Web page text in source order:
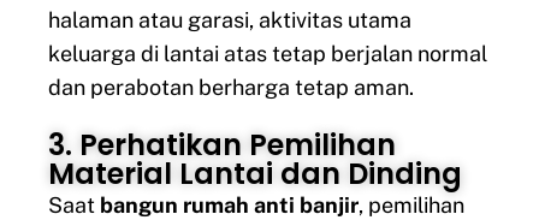
halaman atau garasi, aktivitas utama
keluarga di lantai atas tetap berjalan normal
dan perabotan berharga tetap aman.
3. Perhatikan Pemilihan
Material Lantai dan Dinding
Saat bangun rumah anti banjir, pemilihan